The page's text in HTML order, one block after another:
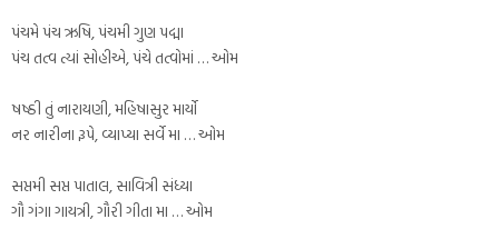
પંચમે પંચ ઋષિ, પંચમી ગુણ પદ્મા
પંચ તત્વ ત્યાં સોહીએ, પંચે તત્વોમાં … ઓમ
ષષ્ઠી તું નારાયણી, મહિષાસુર માર્યો
નર નારીના રૂપે, વ્યાપ્યા સર્વે મા … ઓમ
સપ્તમી સપ્ત પાતાલ, સાવિત્રી સંધ્યા
ગૌ ગંગા ગાયત્રી, ગૌરી ગીતા મા … ઓમ